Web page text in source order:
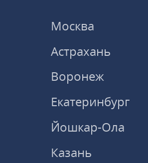
Москва
Астрахань
Воронеж
Екатеринбург
Йошкар-Ола
Казань